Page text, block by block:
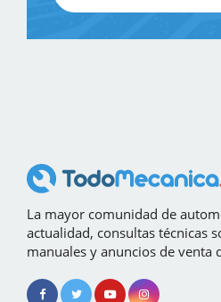
La mayor comunidad de
actualidad, consultas técnicas
manuales y anuncios de venta